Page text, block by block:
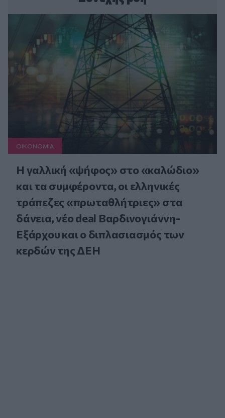
ΟΙΚΟΝΟΜΙΑ
Η γαλλική «ψήφος» στο «καλώδιο»
και τα συμφέροντα, οι ελληνικές
τράπεζες «πρωταθλήτριες» στα
δάνεια, νέο deal Βαρδινογιάννη-
Εξάρχου και ο διπλασιασμός των
κερδών της ΔΕΗ